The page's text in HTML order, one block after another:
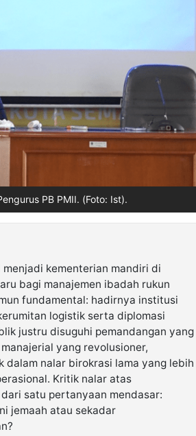
PB PMII. (Foto: Ist).
kementerian mandiri di
bagi manajemen ibadah rukun
fundamental: hadirnya institusi
logistik serta diplomasi
justru disuguhi pemandangan yang
yang revolusioner,
dalam nalar birokrasi lama yang lebih
Kritik nalar atas
satu pertanyaan mendasar:
jemaah atau sekadar